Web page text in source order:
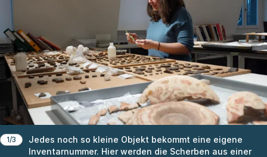
1/3
Jedes noch so kleine Objekt bekommt eine eigene
Inventarnummer. Hier werden die Scherben aus einer